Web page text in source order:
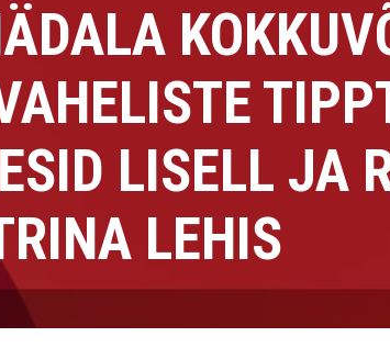
LISELL JA
LEHIS